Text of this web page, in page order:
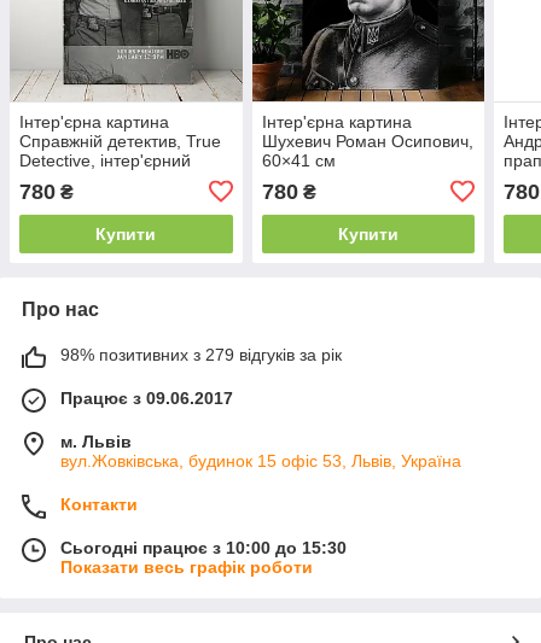
Інтер'єрна картина
Справжній детектив, True
Detective, інтер'єрний
постер серіалу, 60×41 см
780 ₴
Купити
Інтер'єрна картина
Шухевич Роман Осипович,
60×41 см
780₴
Купити
780
Про нас
98% позитивних з 279 відгуків за рік
Працює з 09.06.2017
м. Львів
вул.Жовківська, будинок 15 офіс 53, Львів, Україна
Контакти
Сьогодні працює з 10:00 до 15:30
Показати весь графік роботи